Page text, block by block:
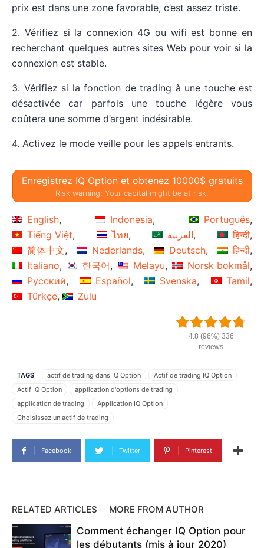
prix est dans une zone favorable, c’est assez triste.
2. Vérifiez si la connexion 4G ou wifi est bonne en
recherchant quelques autres sites Web pour voir si la
connexion est stable.
3. Vérifiez si la fonction de trading à une touche est
désactivée car parfois une touche légère vous
coûtera une somme d’argent indésirable.
4. Activez le mode veille pour les appels entrants.
Enregistrez IQ Option et obtenez 10000$ gratuits
Risk warning: Your capital might be at risk.
English Indonesia
Português
Tiếng Việt
ไทย العربية
हिन्दी
简体中文
Nederlands Deutsch
हिन्दी
Italiano
한국어 Melayu
Norsk bokmål
Русский
Español Svenska
Tamil
Türkçe
Zulu
4.8 (96%) 336
reviews
TAGS actif de trading dans IQ Option
Actif de trading IQ Option
Actif IQ Option
application d'options de trading
application de trading
Application IQ Option
Choisissez un actif de trading
comment gagner de l'argent sur smartphone
comment gagner de l'argent sur un smartphone
configurer IQ Option sur Android
configurer IQ Option sur l'iphone
configurer IQ Option sur le téléphone
demande d'option
Facebook Twitter Pinterest
RELATED ARTICLES MORE FROM AUTHOR
Comment échanger IQ Option pour
les débutants (mis à jour 2020)